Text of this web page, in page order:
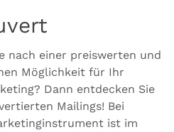
nach einer preiswerten und
Möglichkeit für Ihr
Dann entdecken Sie
Mailings! Bei
ist im